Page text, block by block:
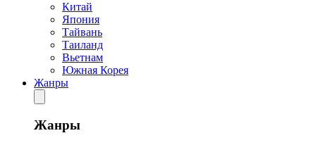
Китай
Япония
Тайвань
Таиланд
Вьетнам
Южная Корея
Жанры
Жанры